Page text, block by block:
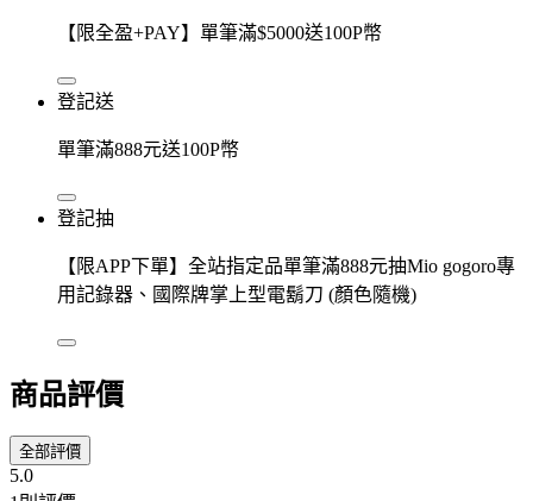
【限全盈+PAY】單筆滿$5000送100P幣
登記送
單筆滿888元送100P幣
登記抽
【限APP下單】全站指定品單筆滿888元抽Mio gogoro專
用記錄器、國際牌掌上型電鬍刀 (顏色隨機)
商品評價
全部評價
5.0